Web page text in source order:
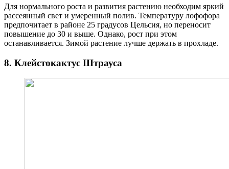
Для нормального роста и развития растению необходим яркий
рассеянный свет и умеренный полив. Температуру лофофора
предпочитает в районе 25 градусов Цельсия, но переносит
повышение до 30 и выше. Однако, рост при этом
останавливается. Зимой растение лучше держать в прохладе.
8. Клейстокактус Штрауса